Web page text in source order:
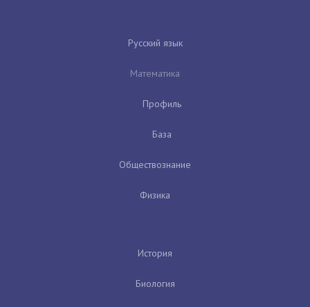
Русский язык
Математика
Профиль
База
Обществознание
Физика
История
Биология